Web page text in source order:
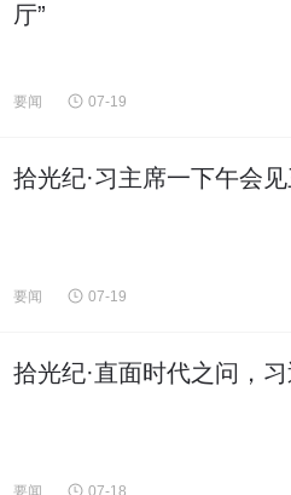
厅”
要闻 07-19
拾光纪·习主席一下午会
要闻 07-19
拾光纪·直面时代之问，